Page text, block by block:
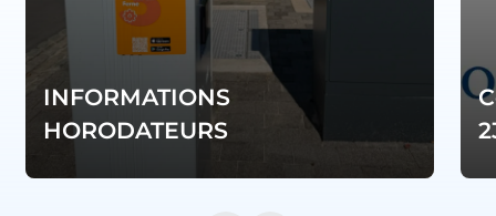
INFORMATIONS
HORODATEURS